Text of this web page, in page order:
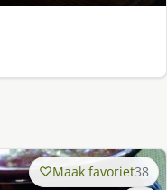
Maak favoriet38